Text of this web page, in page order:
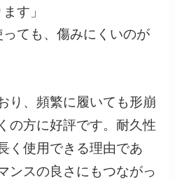
す」
っても、傷みにくいのが
り、頻繁に履いても形崩
の方に好評です。耐久性
く使用できる理由であ
ンスの良さにもつながっ